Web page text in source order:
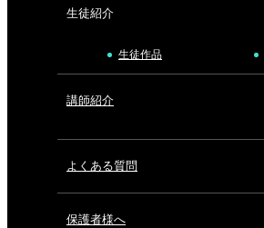
生徒紹介
生徒作品
講師紹介
よくある質問
保護者様へ